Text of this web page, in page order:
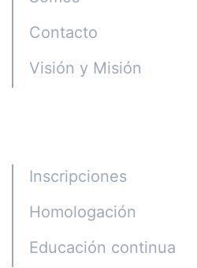
Contacto
Visión y Misión
Inscripciones
Homologación
Educación continua